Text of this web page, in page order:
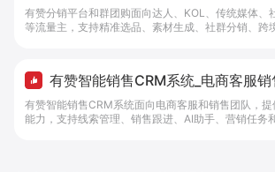
案 - 做生意, 找有赞
有赞分销平台和群团购面向达人、KOL、传统媒体、
等流量主，支持精准选品、素材生成、社群分销、跨
有赞智能销售CRM系统_电商客服销
统与客户跟进 - 做生意, 找有赞
有赞智能销售CRM系统面向电商客服和销售团队，
能力，支持线索管理、销售跟进、AI助手、营销任务